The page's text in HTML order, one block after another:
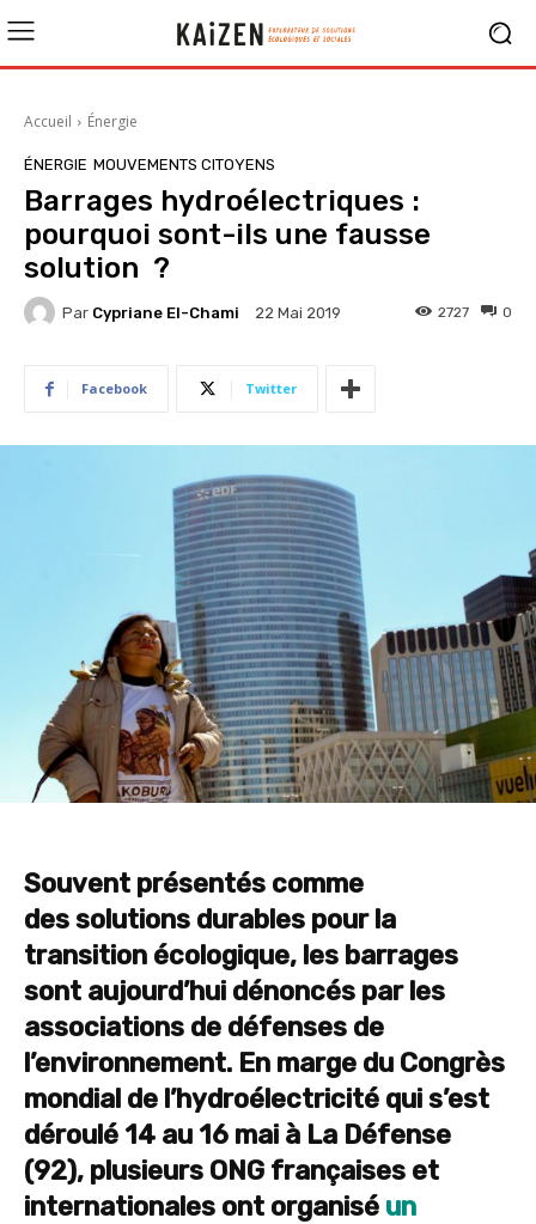
Accueil Énergie
ÉNERGIE MOUVEMENTS CITOYENS
Barrages hydroélectriques :
pourquoi sont-ils une fausse
solution ?
Par Cypriane El-Chami 22 Mai 2019 0
2727
Facebook Twitter
Souvent présentés comme
dessolutions durables pour la
transition écologique, les barrages
sont aujourd’hui dénoncés par les
associations de défenses de
l’environnement. En marge du Congrès
mondial de l’hydroélectricité qui s’est
déroulé 14 au 16 mai à La Défense
(92), plusieurs ONG françaises et
internationales ont organisé un